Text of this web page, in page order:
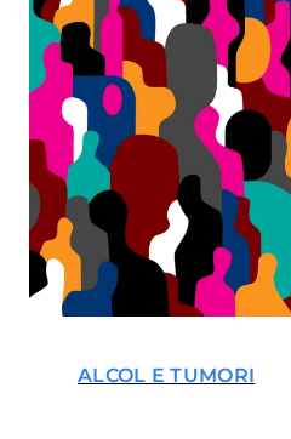
ALCOL E TUMORI